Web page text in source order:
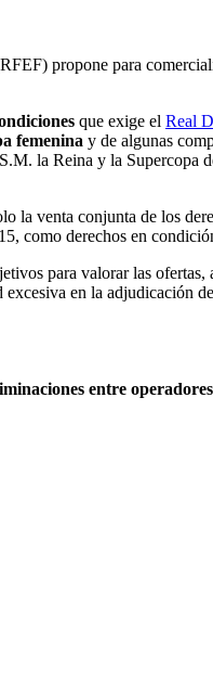
propone para
que exige el Real
femenina y de algunas
la Reina y la Supercopa
la venta conjunta de los
como derechos en
para valorar las
en la adjudicación
entre